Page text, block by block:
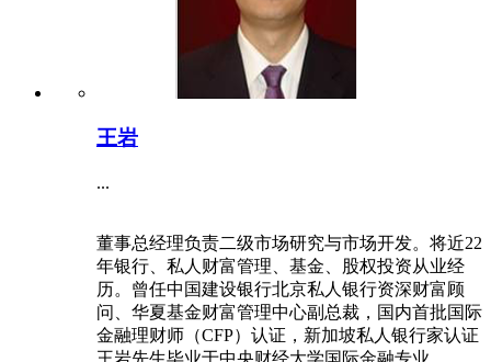
王岩
...
董事总经理负责二级市场研究与市场开发。将近22
年银行、私人财富管理、基金、股权投资从业经
历。曾任中国建设银行北京私人银行资深财富顾
问、华夏基金财富管理中心副总裁，国内首批国际
金融理财师（CFP）认证，新加坡私人银行家认证
王岩先生毕业于中央财经大学国际金融专业